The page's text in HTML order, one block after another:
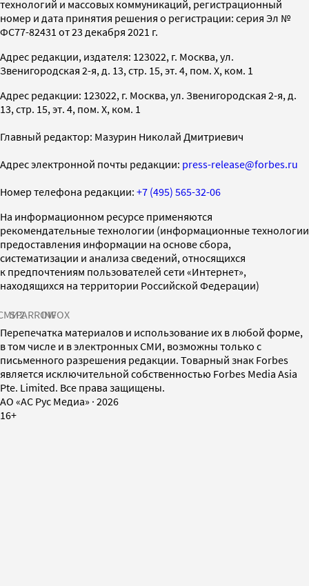
технологий и массовых коммуникаций, регистрационный
номер и дата принятия решения о регистрации: серия Эл №
ФС77-82431 от 23 декабря 2021 г.
Адрес редакции, издателя: 123022, г. Москва, ул.
Звенигородская 2-я, д. 13, стр. 15, эт. 4, пом. X, ком. 1
Адрес редакции: 123022, г. Москва, ул. Звенигородская 2-я, д.
13, стр. 15, эт. 4, пом. X, ком. 1
Главный редактор: Мазурин Николай Дмитриевич
Адрес электронной почты редакции: press-release@forbes.ru
Номер телефона редакции: +7 (495) 565-32-06
На информационном ресурсе применяются
рекомендательные технологии (информационные технологии
предоставления информации на основе сбора,
систематизации и анализа сведений, относящихся
к предпочтениям пользователей сети «Интернет»,
находящихся на территории Российской Федерации)
SPARROWINFOX
Перепечатка материалов и использование их в любой форме,
в том числе и в электронных СМИ, возможны только с
письменного разрешения редакции. Товарный знак Forbes
является исключительной собственностью Forbes Media Asia
Pte. Limited. Все права защищены.
AO «АС Рус Медиа» · 2026
16+